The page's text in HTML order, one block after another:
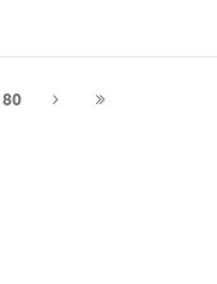
80